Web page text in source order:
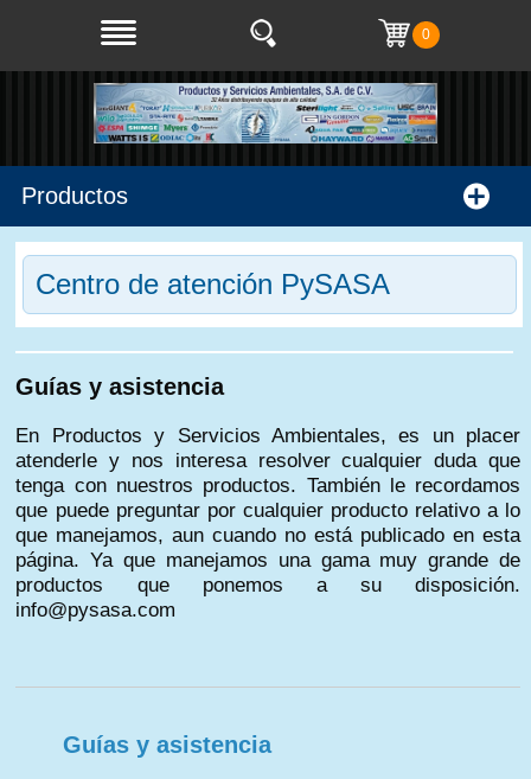
0
Productos
Centro de atención PySASA
Guías y asistencia
En Productos y Servicios Ambientales, es un placer
atenderle y nos interesa resolver cualquier duda que
tenga con nuestros productos. También le recordamos
que puede preguntar por cualquier producto relativo a lo
que manejamos, aun cuando no está publicado en esta
página. Ya que manejamos una gama muy grande de
productos que ponemos a su disposición.
info@pysasa.com
Guías y asistencia